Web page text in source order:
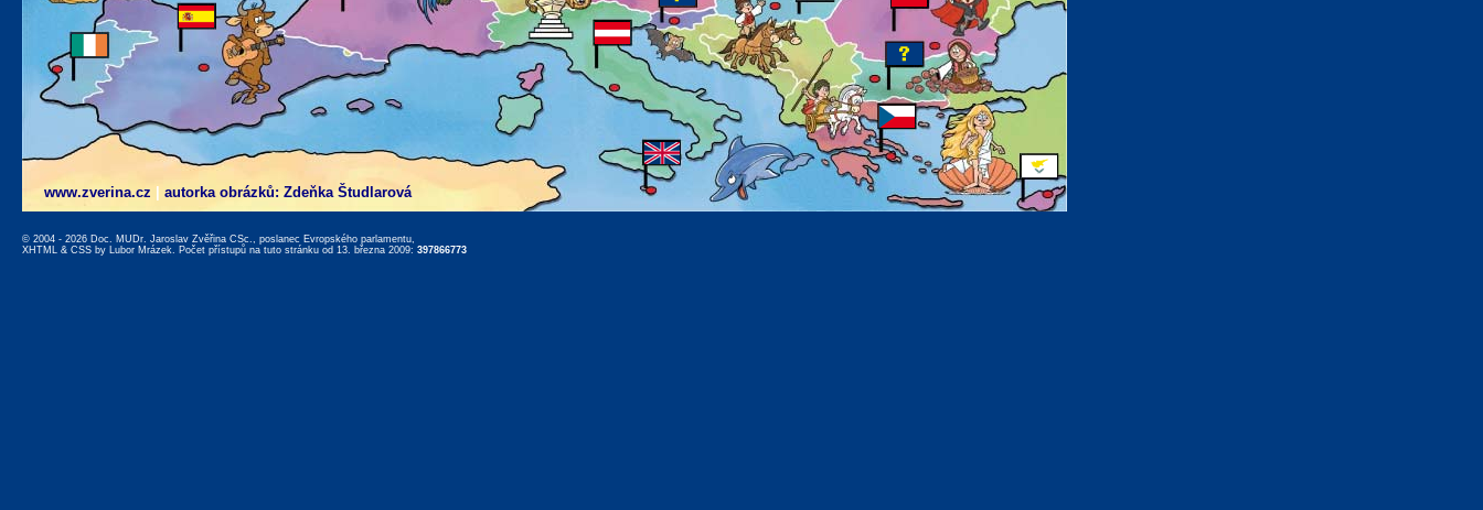
www.zverina.cz autorka obrázků: Zdeňka Študlarová
© 2004 - 2026 Doc. MUDr. Jaroslav Zvěřina CSc., poslanec Evropského parlamentu,
XHTML & CSS by Lubor Mrázek. Počet přístupů na tuto stránku od 13. března 2009: 397866773